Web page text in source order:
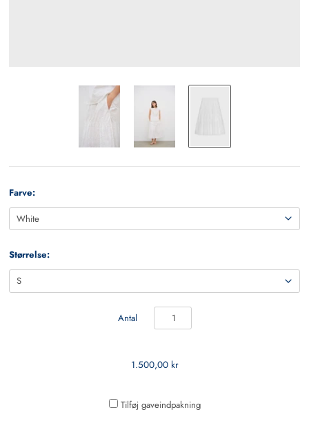
Farve:
Størrelse:
Antal
1.500,00 kr
Tilføj gaveindpakning